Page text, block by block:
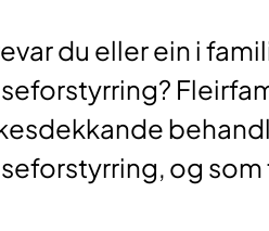
du eller ein i
og